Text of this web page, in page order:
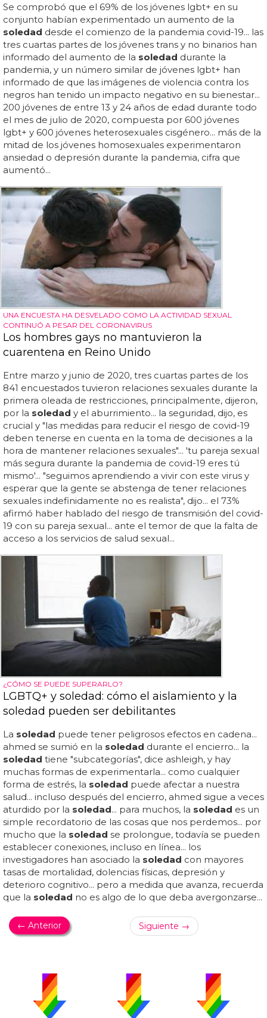
Se comprobó que el 69% de los jóvenes lgbt+ en su
conjunto habían experimentado un aumento de la
soledad desde el comienzo de la pandemia covid-19... las
tres cuartas partes de los jóvenes trans y no binarios han
informado del aumento de la soledad durante la
pandemia, y un número similar de jóvenes lgbt+ han
informado de que las imágenes de violencia contra los
negros han tenido un impacto negativo en su bienestar...
200 jóvenes de entre 13 y 24 años de edad durante todo
el mes de julio de 2020, compuesta por 600 jóvenes
lgbt+ y 600 jóvenes heterosexuales cisgénero... más de la
mitad de los jóvenes homosexuales experimentaron
ansiedad o depresión durante la pandemia, cifra que
aumentó...
UNA ENCUESTA HA DESVELADO COMO LA ACTIVIDAD SEXUAL
CONTINUÓ A PESAR DEL CORONAVIRUS
Los hombres gays no mantuvieron la
cuarentena en Reino Unido
Entre marzo y junio de 2020, tres cuartas partes de los
841 encuestados tuvieron relaciones sexuales durante la
primera oleada de restricciones, principalmente, dijeron,
por la soledad y el aburrimiento... la seguridad, dijo, es
crucial y "las medidas para reducir el riesgo de covid-19
deben tenerse en cuenta en la toma de decisiones a la
hora de mantener relaciones sexuales"... 'tu pareja sexual
más segura durante la pandemia de covid-19 eres tú
mismo'... "seguimos aprendiendo a vivir con este virus y
esperar que la gente se abstenga de tener relaciones
sexuales indefinidamente no es realista", dijo... el 73%
afirmó haber hablado del riesgo de transmisión del covid-
19 con su pareja sexual... ante el temor de que la falta de
acceso a los servicios de salud sexual...
¿CÓMO SE PUEDE SUPERARLO?
LGBTQ+ y soledad: cómo el aislamiento y la
soledad pueden ser debilitantes
La soledad puede tener peligrosos efectos en cadena...
ahmed se sumió en la soledad durante el encierro... la
soledad tiene "subcategorías", dice ashleigh, y hay
muchas formas de experimentarla... como cualquier
forma de estrés, la soledad puede afectar a nuestra
salud... incluso después del encierro, ahmed sigue a veces
aturdido por la soledad... para muchos, la soledad es un
simple recordatorio de las cosas que nos perdemos... por
mucho que la soledad se prolongue, todavía se pueden
establecer conexiones, incluso en línea... los
investigadores han asociado la soledad con mayores
tasas de mortalidad, dolencias físicas, depresión y
deterioro cognitivo... pero a medida que avanza, recuerda
que la soledad no es algo de lo que deba avergonzarse...
← Anterior Siguiente →